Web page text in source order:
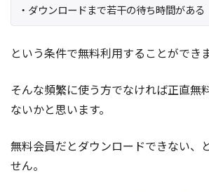
・ダウンロードまで若干の待ち時間がある
という条件で無料利用することができま
そんな頻繁に使う方でなければ正直無
ないかと思います。
無料会員だとダウンロードできない、
せん。